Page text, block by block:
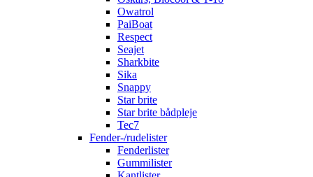
Owatrol
PaiBoat
Respect
Seajet
Sharkbite
Sika
Snappy
Star brite
Star brite bådpleje
Tec7
Fender-/rudelister
Fenderlister
Gummilister